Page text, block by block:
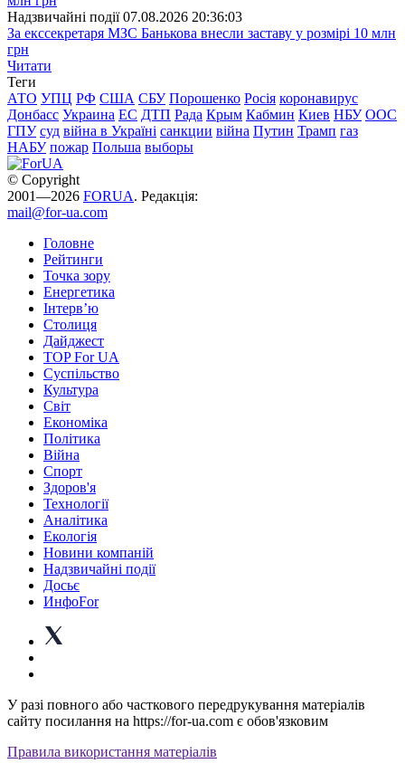
Надзвичайні події 07.08.2026 20:36:03
За екссекретаря МЗС Банькова внесли заставу у розмірі 10 млн
грн
Читати
Теги
АТО УПЦ РФ США СБУ Порошенко Росія коронавирус
Донбасс Украина ЕС ДТП Рада Крым Кабмин Киев НБУ ООС
ГПУ суд війна в Україні санкции війна Путин Трамп газ
НАБУ пожар Польша выборы
© Copyright
2001—2026 FORUA. Редакція:
mail@for-ua.com
Головне
Рейтинги
Точка зору
Енергетика
Інтерв’ю
Столиця
Дайджест
TOP For UA
Суспiльство
Культура
Світ
Економіка
Політика
Війна
Спорт
Здоров'я
Технології
Аналітика
Екологія
Новини компаній
Надзвичайні події
Досьє
ИнфоFor
У разі повного або часткового передрукування матеріалів
сайту посилання на https://for-ua.com є обов'язковим
Правила використання матеріалів